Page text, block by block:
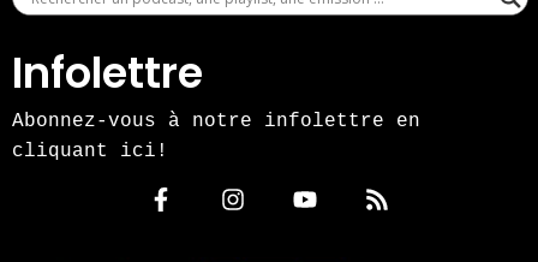
Infolettre
Abonnez-vous à notre infolettre en
cliquant ici!